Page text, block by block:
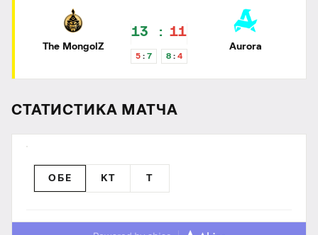
The MongolZ
13 11
5 7 8 4
Aurora
СТАТИСТИКА МАТЧА
ОБЕ КТ T